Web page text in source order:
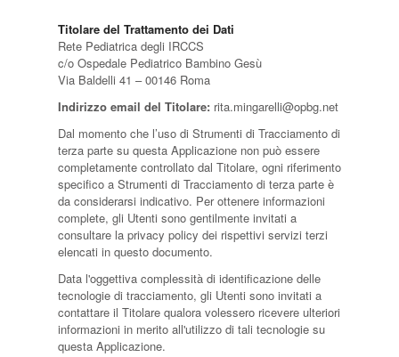
Titolare del Trattamento dei Dati
Rete Pediatrica degli IRCCS
c/o Ospedale Pediatrico Bambino Gesù
Via Baldelli 41 – 00146 Roma
Indirizzo email del Titolare: rita.mingarelli@opbg.net
Dal momento che l’uso di Strumenti di Tracciamento di
terza parte su questa Applicazione non può essere
completamente controllato dal Titolare, ogni riferimento
specifico a Strumenti di Tracciamento di terza parte è
da considerarsi indicativo. Per ottenere informazioni
complete, gli Utenti sono gentilmente invitati a
consultare la privacy policy dei rispettivi servizi terzi
elencati in questo documento.
Data l'oggettiva complessità di identificazione delle
tecnologie di tracciamento, gli Utenti sono invitati a
contattare il Titolare qualora volessero ricevere ulteriori
informazioni in merito all'utilizzo di tali tecnologie su
questa Applicazione.